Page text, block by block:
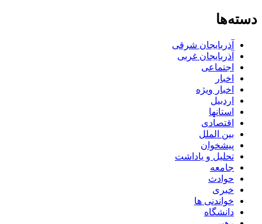
دسته‌ها
آذربایجان شرقی
آذربایجان غربی
اجتماعی
اخبار
اخبار ویژه
اردبیل
استانها
اقتصادی
بین الملل
پیشخوان
تحلیل و یاداشت
جامعه
حوادث
خبری
خواندنی ها
دانشگاه